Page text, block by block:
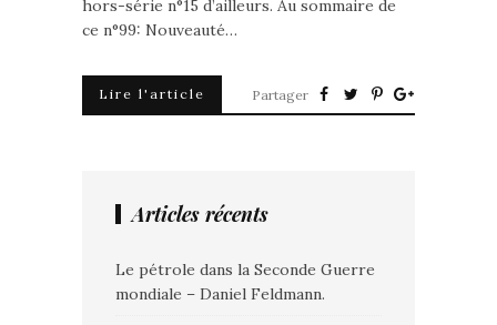
hors-série n°15 d’ailleurs. Au sommaire de
ce n°99: Nouveauté…
Lire l'article Partager
Articles récents
Le pétrole dans la Seconde Guerre
mondiale – Daniel Feldmann.